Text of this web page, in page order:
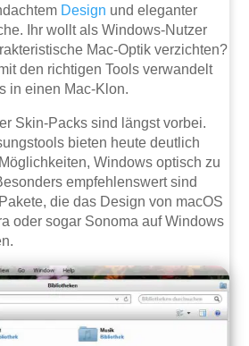
Design und eleganter
Ihr wollt als Windows-Nutzer
Mac-Optik verzichten?
den richtigen Tools verwandelt
in einen Mac-Klon.
Skin-Packs sind längst vorbei.
bieten heute deutlich
Windows optisch zu
empfehlenswert sind
die das Design von macOS
oder sogar Sonoma auf Windows